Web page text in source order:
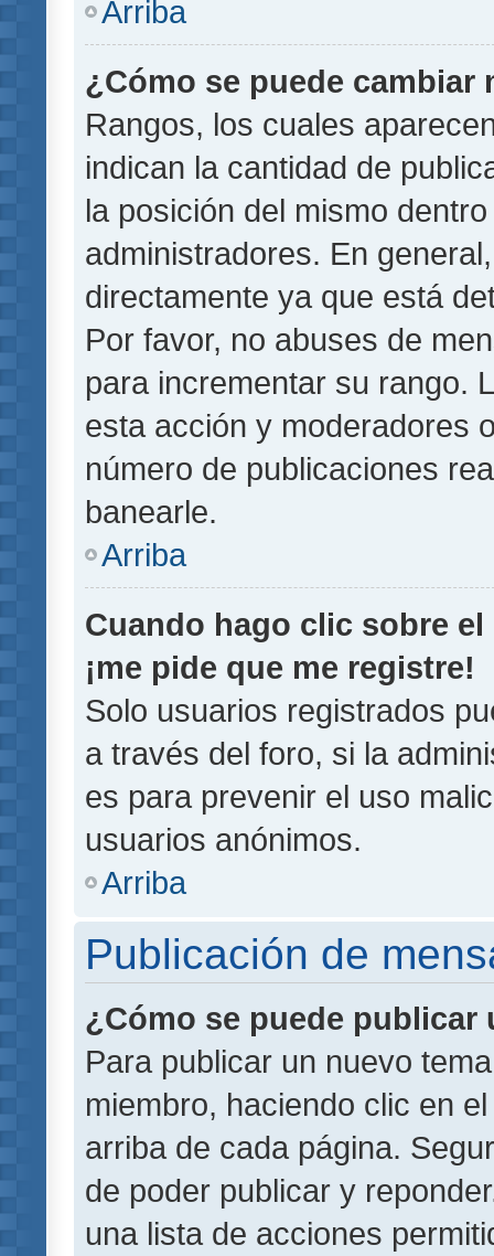
Arriba
¿Cómo se puede cambiar
Rangos, los cuales
indican la cantidad de
la posición del mismo
administradores. En
directamente ya que está
Por favor, no abuses de
para incrementar su rango.
esta acción y moderadores
número de publicaciones
banearle.
Arriba
Cuando hago clic sobre
¡me pide que me registre!
Solo usuarios registrados
a través del foro, si la
es para prevenir el uso
usuarios anónimos.
Arriba
Publicación de
¿Cómo se puede publicar
Para publicar un nuevo
miembro, haciendo clic en
arriba de cada página.
de poder publicar y
una lista de acciones